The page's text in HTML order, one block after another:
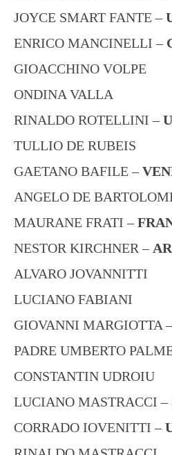
JOYCE SMART FANTE –
ENRICO MANCINELLI –
GIOACCHINO VOLPE
ONDINA VALLA
RINALDO ROTELLINI –
TULLIO DE RUBEIS
GAETANO BAFILE –
ANGELO DE
MAURANE FRATI –
NESTOR KIRCHNER –
ALVARO JOVANNITTI
LUCIANO FABIANI
GIOVANNI MARGIOTTA
PADRE UMBERTO
CONSTANTIN UDROIU
LUCIANO MASTRACCI –
CORRADO IOVENITTI –